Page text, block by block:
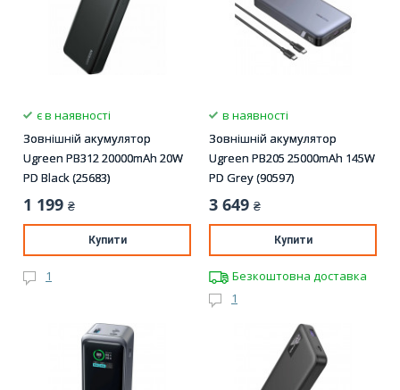
є в наявності
Зовнішній акумулятор
Ugreen PB312 20000mAh 20W
PD Black (25683)
1 199 ₴
Купити
1
в наявності
Зовнішній акумулятор
Ugreen PB205 25000mAh 145W
PD Grey (90597)
3 649 ₴
Купити
Безкоштовна доставка
1